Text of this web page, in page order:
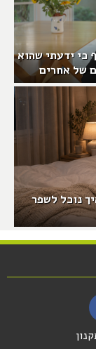
כי ידעתי שהוא
של אחרים
נוכל לשפר